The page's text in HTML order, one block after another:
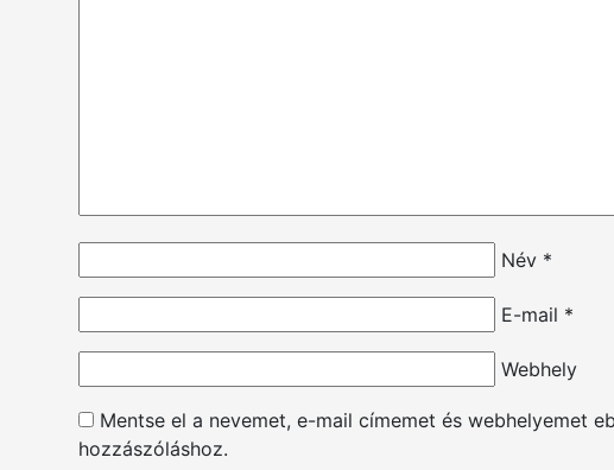
Név *
E-mail *
Webhely
Mentse el a nevemet, e-mail címemet és webhelyemet
hozzászóláshoz.